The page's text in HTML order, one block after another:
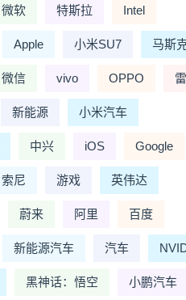
微软 特斯拉 Intel
Apple 小米SU7 马斯
微信 vivo OPPO
新能源 小米汽车
中兴 iOS Google
索尼 游戏 英伟达
蔚来 阿里 百度
新能源汽车 汽车
黑神话：悟空 小鹏汽车